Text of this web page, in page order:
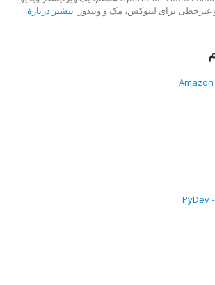
و غیرخطی برای لینوکس، مک و ویندوز. بیشتر دربارهٔ
PyDev